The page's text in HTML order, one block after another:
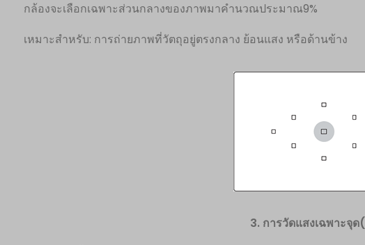
กล้องจะเลือกเฉพาะส่วนกลางของภาพมาคำนวณประมาณ9%
เหมาะสำหรับ: การถ่ายภาพที่วัตถุอยู่ตรงกลาง ย้อนแสง หรือด้านข้าง
3. การวัดแสงเฉพาะจุด(